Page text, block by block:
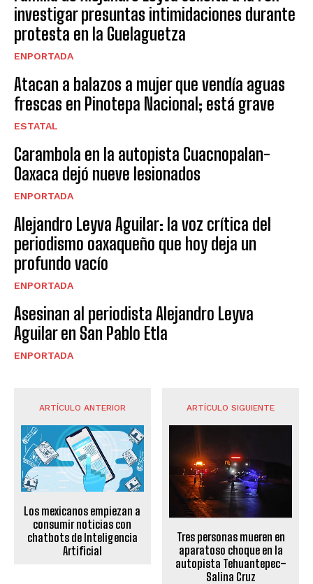
investigar presuntas intimidaciones durante
protesta en la Guelaguetza
ENPORTADA
Atacan a balazos a mujer que vendía aguas
frescas en Pinotepa Nacional; está grave
ESTATAL
Carambola en la autopista Cuacnopalan-
Oaxaca dejó nueve lesionados
ENPORTADA
Alejandro Leyva Aguilar: la voz crítica del
periodismo oaxaqueño que hoy deja un
profundo vacío
ENPORTADA
Asesinan al periodista Alejandro Leyva
Aguilar en San Pablo Etla
ENPORTADA
ARTÍCULO ANTERIOR
Los mexicanos empiezan a
consumir noticias con
chatbots de Inteligencia
Artificial
ARTÍCULO SIGUIENTE
Tres personas mueren en
aparatoso choque en la
autopista Tehuantepec–
Salina Cruz